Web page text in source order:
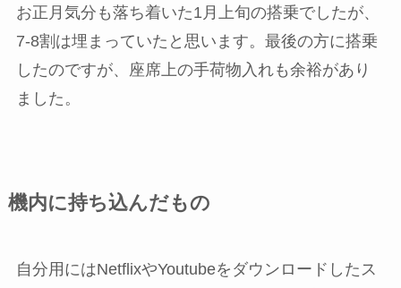
お正月気分も落ち着いた1月上旬の搭乗でしたが、
7-8割は埋まっていたと思います。最後の方に搭乗
したのですが、座席上の手荷物入れも余裕があり
ました。
機内に持ち込んだもの
自分用にはNetflixやYoutubeをダウンロードしたス